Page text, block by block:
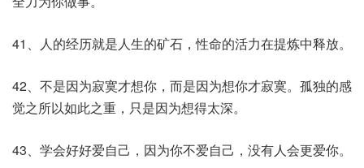
41、人的经历就是人生的矿石，性命的活力在提炼中释放。
42、不是因为寂寞才想你，而是因为想你才寂寞。孤独的感
觉之所以如此之重，只是因为想得太深。
43、学会好好爱自己，因为你不爱自己，没有人会更爱你。